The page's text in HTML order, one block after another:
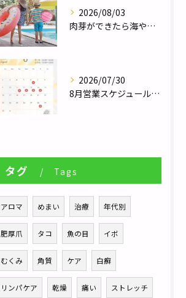
2026/08/03
肉芽ができたら海やプールは大丈夫？夏のレジャー前に知っておきたい注意点／巻き爪補正２４栃木フットケアセンター宇都宮店
2026/07/30
8月営業スケジュール／自律神経調整サロンHararie〜はらりえ〜
タグ Tags
アロマ めまい 治療 年代別
肥厚爪 タコ 魚の目 イボ
むくみ 角質 ケア 白癬
リンパケア 乾燥 痛い ストレッチ